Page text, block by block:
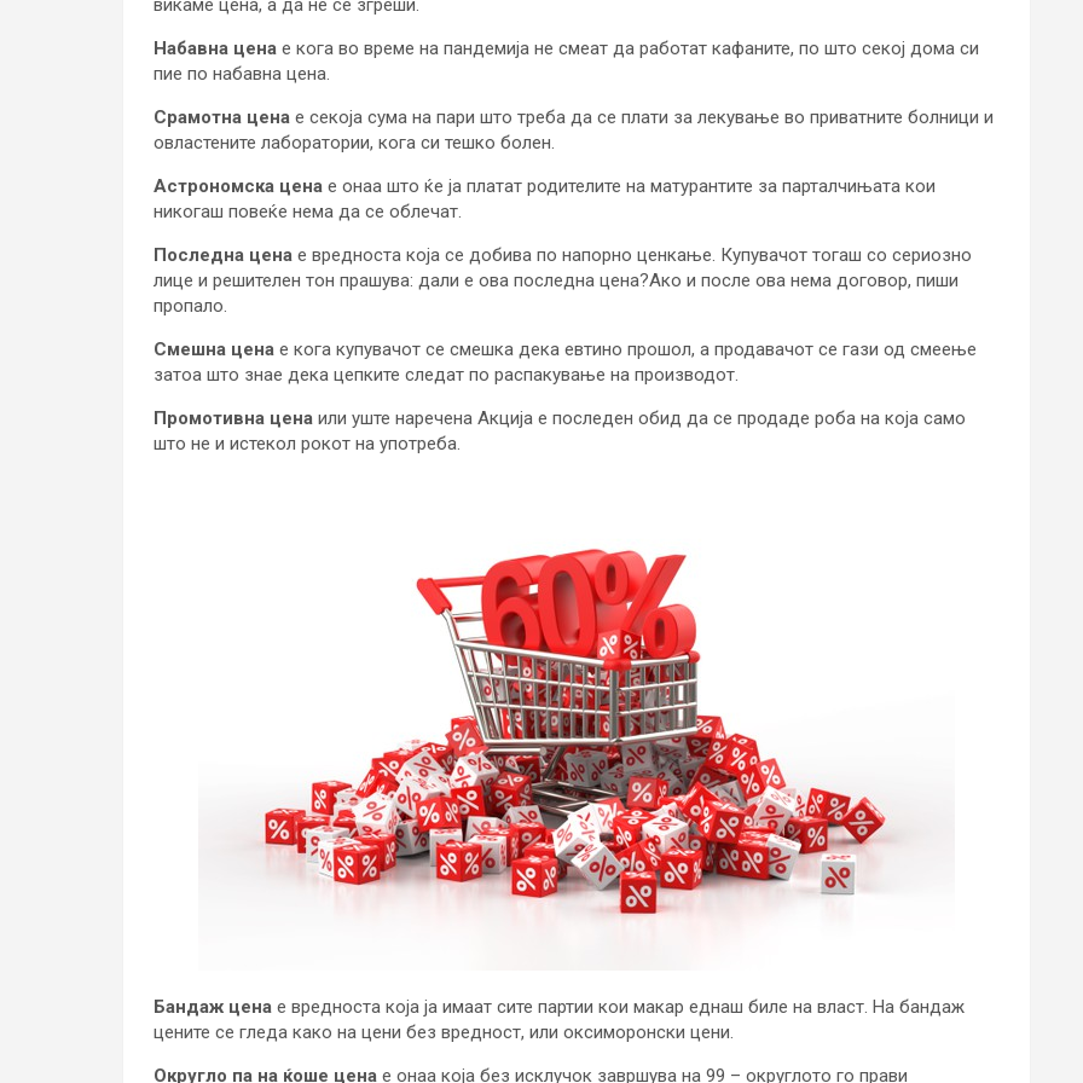
викаме цена, а да не се згреши.
Набавна цена е кога во време на пандемија не смеат да работат кафаните, по што секој дома си
пие по набавна цена.
Срамотна цена е секоја сума на пари што треба да се плати за лекување во приватните болници и
овластените лаборатории, кога си тешко болен.
Астрономска цена е онаа што ќе ја платат родителите на матурантите за парталчињата кои
никогаш повеќе нема да се облечат.
Последна цена е вредноста која се добива по напорно ценкање. Купувачот тогаш со сериозно
лице и решителен тон прашува: дали е ова последна цена?Ако и после ова нема договор, пиши
пропало.
Смешна цена е кога купувачот се смешка дека евтино прошол, а продавачот се гази од смеење
затоа што знае дека цепките следат по распакување на производот.
Промотивна цена или уште наречена Акција е последен обид да се продаде роба на која само
што не и истекол рокот на употреба.
Бандаж цена е вредноста која ја имаат сите партии кои макар еднаш биле на власт. На бандаж
цените се гледа како на цени без вредност, или оксиморонски цени.
Округло па на ќоше цена е онаа која без исклучок завршува на 99 – округлото го прави